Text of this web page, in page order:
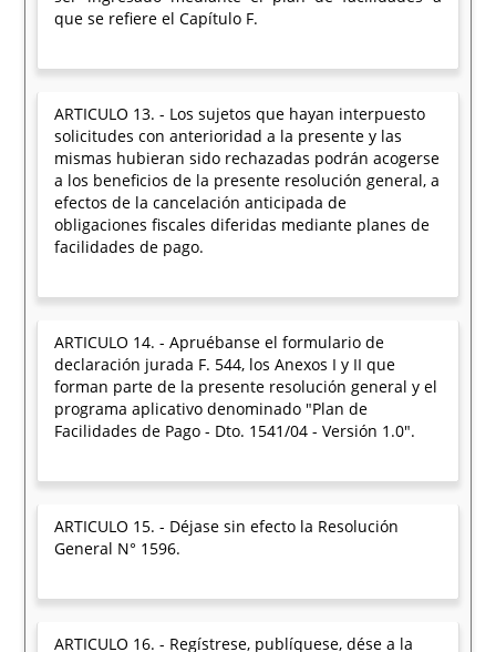
que se refiere el Capítulo F.
ARTICULO 13. - Los sujetos que hayan interpuesto
solicitudes con anterioridad a la presente y las
mismas hubieran sido rechazadas podrán acogerse
a los beneficios de la presente resolución general, a
efectos de la cancelación anticipada de
obligaciones fiscales diferidas mediante planes de
facilidades de pago.
ARTICULO 14. - Apruébanse el formulario de
declaración jurada F. 544, los Anexos I y II que
forman parte de la presente resolución general y el
programa aplicativo denominado "Plan de
Facilidades de Pago - Dto. 1541/04 - Versión 1.0".
ARTICULO 15. - Déjase sin efecto la Resolución
General N° 1596.
ARTICULO 16. - Regístrese, publíquese, dése a la